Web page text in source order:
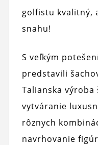
golfistu kvalitný,
snahu!
S veľkým
predstavili
Talianska výroba
vytváranie
rôznych
navrhovanie